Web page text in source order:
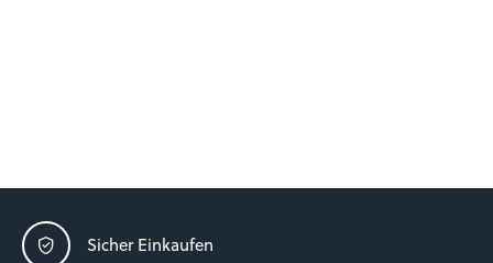
Sicher Einkaufen